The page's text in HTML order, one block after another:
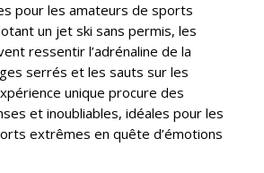
pour les amateurs de sports
un jet ski sans permis, les
ressentir l’adrénaline de la
serrés et les sauts sur les
unique procure des
et inoubliables, idéales pour les
extrêmes en quête d’émotions